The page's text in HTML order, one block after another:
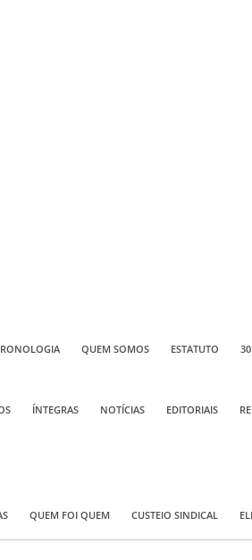
QUEM SOMOS ESTATUTO
ÍNTEGRAS NOTÍCIAS EDITORIAIS
QUEM FOI QUEM CUSTEIO SINDICAL